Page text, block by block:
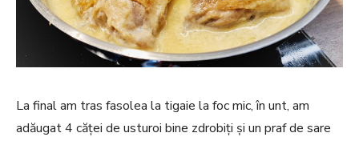
La final am tras fasolea la tigaie la foc mic, în unt, am
adăugat 4 căței de usturoi bine zdrobiți și un praf de sare